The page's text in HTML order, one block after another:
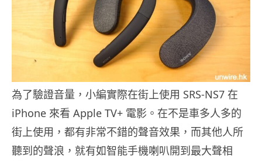
為了驗證音量，小編實際在街上使用 SRS-NS7 在
iPhone 來看 Apple TV+ 電影。在不是車多人多的
街上使用，都有非常不錯的聲音效果，而其他人所
聽到的聲浪，就有如智能手機喇叭開到最大聲相